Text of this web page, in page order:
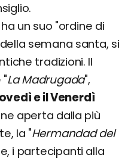
un suo "ordine di
semana santa, si
tradizioni. Il
La Madrugada",
e il Venerdì
aperta dalla più
la "Hermandad del
i partecipanti alla